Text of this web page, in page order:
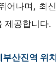
어나며, 최
제공합니다.
산진역 위치